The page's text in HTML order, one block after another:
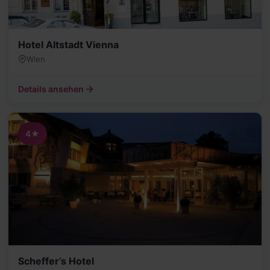
Hotel Altstadt Vienna
Wien
Details ansehen
4★
Scheffer’s Hotel